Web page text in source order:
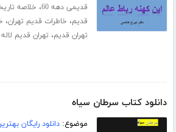
قدیمی دهه 60
، خلاصه
قدیم، خاطرات قدیم تهران،
تهران قدیم، تهران قدیم لاله
دانلود کتاب سرطان سیاه
موضوع:دانلود رایگان